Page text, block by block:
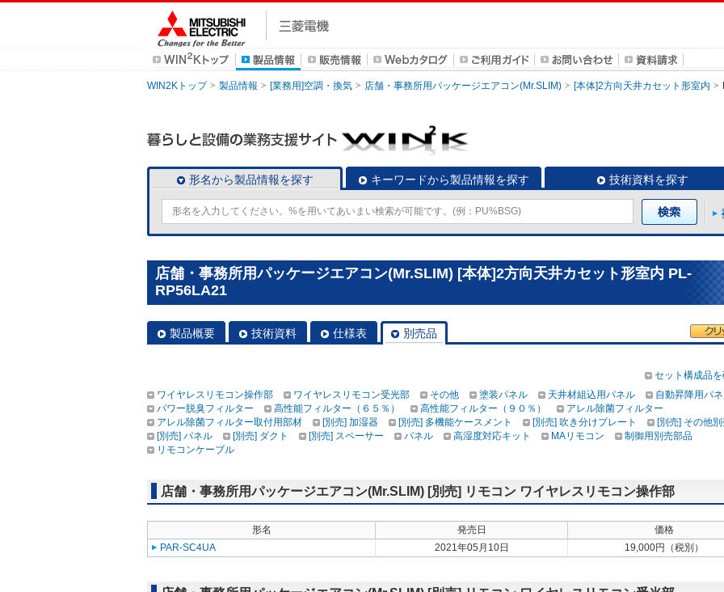
WIN2Kトップ 製品情報 [業務用]空調・換気 店舗・事務所用パッケージエアコン(Mr.SLIM) [本体]2方向天井カセット形室内
形名から製品情報を探す キーワードから製品情報を探す 技術資料を探す
店舗・事務所用パッケージエアコン(Mr.SLIM) [本体]2方向天井カセット形室内 PL-
RP56LA21
製品概要 技術資料 仕様表 別売品
セット構成品
ワイヤレスリモコン操作部
ワイヤレスリモコン受光部 その他 塗装パネル 天井材組込用パネル
自動昇降用パ
パワー脱臭フィルター
高性能フィルター（６５％） 高性能フィルター（９０％）
アレル除菌フィルター
アレル除菌フィルター取付用部材
[別売] 加湿器 [別売] 多機能ケースメント [別売] 吹き分けプレート
[別売] その他
[別売] パネル
[別売] ダクト [別売] スペーサー パネル 高湿度対応キット MAリモコン
制御用別売部品
リモコンケーブル
店舗・事務所用パッケージエアコン(Mr.SLIM) [別売] リモコン ワイヤレスリモコン操作部
形名 発売日
価格
PAR-SC4UA
2021年05月10日 19,000円（税別）